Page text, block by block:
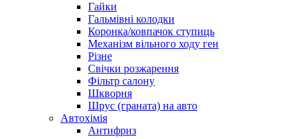
Гайки
Гальмівні колодки
Коронка/ковпачок ступиць
Механізм вільного ходу ген
Різне
Свічки розжарення
Фільтр салону
Шкворня
Шрус (граната) на авто
Автохімія
Антифриз